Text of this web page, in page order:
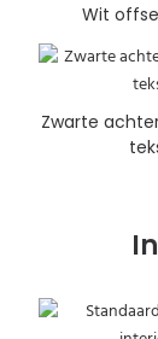
Wit
Zwarte